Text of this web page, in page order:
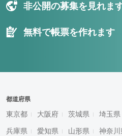
非公開の募集を見れま
無料で帳票を作れます
都道府県
東京都 大阪府 茨城県 埼玉県
兵庫県 愛知県 山形県 神奈川